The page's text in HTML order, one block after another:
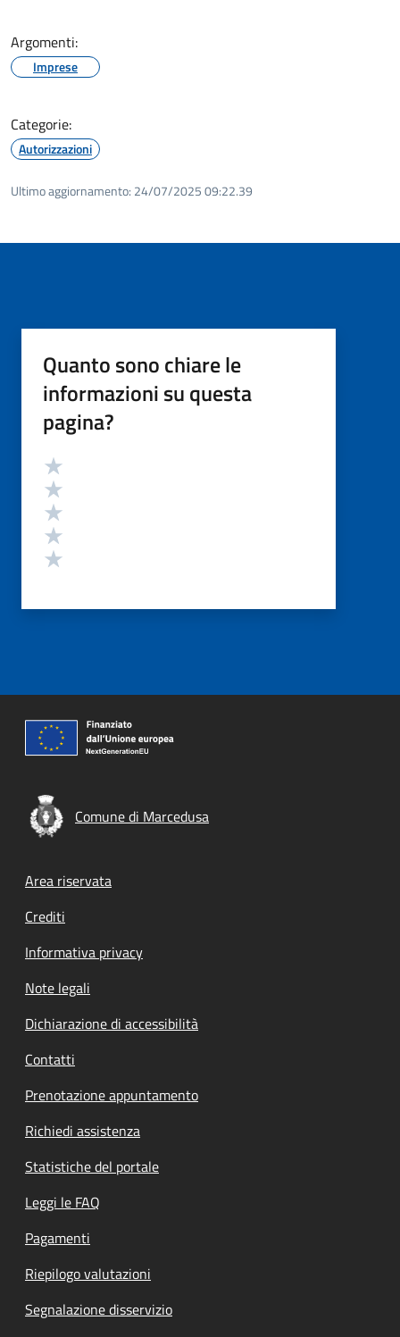
Argomenti:
Imprese
Categorie:
Autorizzazioni
Ultimo aggiornamento: 24/07/2025 09:22.39
Quanto sono chiare le
informazioni su questa
pagina?
Valutazione
Comune di Marcedusa
Footer menu
Area riservata
Crediti
Informativa privacy
Note legali
Dichiarazione di accessibilità
Contatti
Prenotazione appuntamento
Richiedi assistenza
Statistiche del portale
Leggi le FAQ
Pagamenti
Riepilogo valutazioni
Segnalazione disservizio